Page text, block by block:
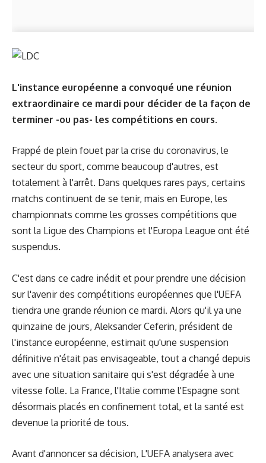
L'instance européenne a convoqué une réunion
extraordinaire ce mardi pour décider de la façon de
terminer -ou pas- les compétitions en cours.
Frappé de plein fouet par la crise du coronavirus, le
secteur du sport, comme beaucoup d'autres, est
totalement à l'arrêt. Dans quelques rares pays, certains
matchs continuent de se tenir, mais en Europe, les
championnats comme les grosses compétitions que
sont la Ligue des Champions et l'Europa League ont été
suspendus.
C'est dans ce cadre inédit et pour prendre une décision
sur l'avenir des compétitions européennes que l'UEFA
tiendra une grande réunion ce mardi. Alors qu'il ya une
quinzaine de jours, Aleksander Ceferin, président de
l'instance européenne, estimait qu'une suspension
définitive n'était pas envisageable, tout a changé depuis
avec une situation sanitaire qui s'est dégradée à une
vitesse folle. La France, l'Italie comme l'Espagne sont
désormais placés en confinement total, et la santé est
devenue la priorité de tous.
Avant d'annoncer sa décision, L'UEFA analysera avec